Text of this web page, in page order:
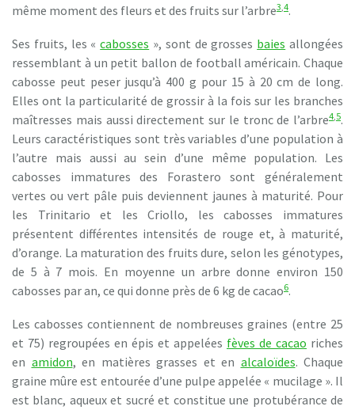
même moment des fleurs et des fruits sur l’arbre3,4.
Ses fruits, les «cabosses », sont de grosses baies allongées
ressemblant à un petit ballon de football américain. Chaque
cabosse peut peser jusqu’à 400 g pour 15 à 20 cm de long.
Elles ont la particularité de grossir à la fois sur les branches
maîtresses mais aussi directement sur le tronc de l’arbre4,5.
Leurs caractéristiques sont très variables d’une population à
l’autre mais aussi au sein d’une même population. Les
cabosses immatures des Forastero sont généralement
vertes ou vert pâle puis deviennent jaunes à maturité. Pour
les Trinitario et les Criollo, les cabosses immatures
présentent différentes intensités de rouge et, à maturité,
d’orange. La maturation des fruits dure, selon les génotypes,
de 5 à 7 mois. En moyenne un arbre donne environ 150
cabosses par an, ce qui donne près de 6 kg de cacao6.
Les cabosses contiennent de nombreuses graines (entre 25
et 75) regroupées en épis et appelées fèves de cacao riches
en amidon, en matières grasses et en alcaloïdes. Chaque
graine mûre est entourée d’une pulpe appelée « mucilage ». Il
est blanc, aqueux et sucré et constitue une protubérance de